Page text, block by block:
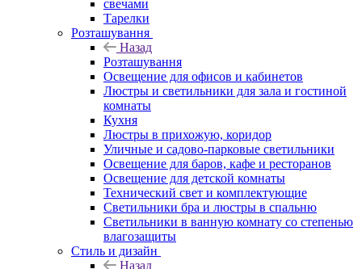
свечами
Тарелки
Розташування
Назад
Розташування
Освещение для офисов и кабинетов
Люстры и светильники для зала и гостиной
комнаты
Кухня
Люстры в прихожую, коридор
Уличные и садово-парковые светильники
Освещение для баров, кафе и ресторанов
Освещение для детской комнаты
Технический свет и комплектующие
Светильники бра и люстры в спальню
Светильники в ванную комнату со степенью
влагозащиты
Стиль и дизайн
Назад